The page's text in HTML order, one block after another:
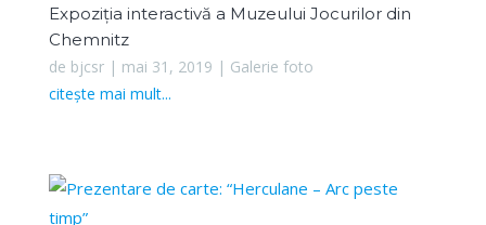
Expoziția interactivă a Muzeului Jocurilor din
Chemnitz
de bjcsr| mai 31, 2019 | Galerie foto
citește mai mult...